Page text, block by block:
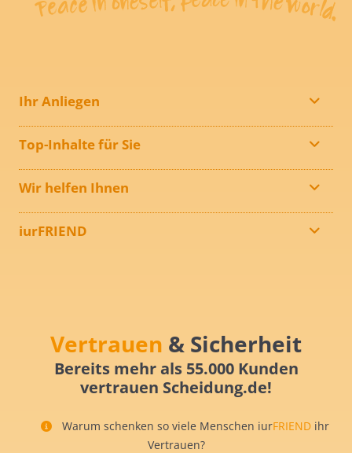
Ihr Anliegen
Top-Inhalte für Sie
Wir helfen Ihnen
iurFRIEND
Vertrauen & Sicherheit
Bereits mehr als 55.000 Kunden
vertrauen Scheidung.de!
Warum schenken so viele Menschen iurFRIEND ihr
Vertrauen?